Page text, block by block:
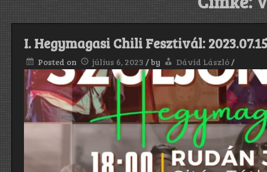
I. Hegymagasi Chili Fesztivál:
Posted on július 6, 2023 /by Dávid László/